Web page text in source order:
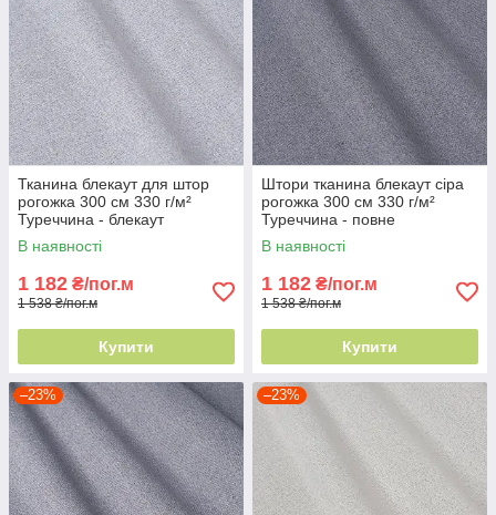
Тканина блекаут для штор
рогожка 300 см 330 г/м²
Туреччина - блекаут
максимум
В наявності
1 182 ₴/пог.м
1 538 ₴/пог.м
Купити
Штори тканина блекаут сіра
рогожка 300 см 330 г/м²
Туреччина - повне
затемнення
В наявності
1 182 ₴/пог.м
1 538 ₴/пог.м
Купити
–23% –23%